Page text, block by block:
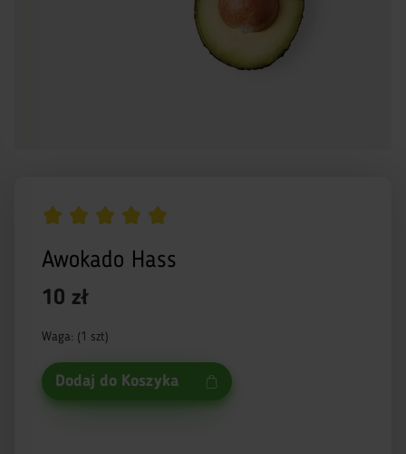
Awokado Hass
10 zł
Waga: (1 szt)
Dodaj do Koszyka